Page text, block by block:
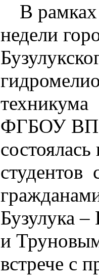
В
недели
техникума
ФГБОУ
состоялась
студентов
Бузулука
и
встрече с